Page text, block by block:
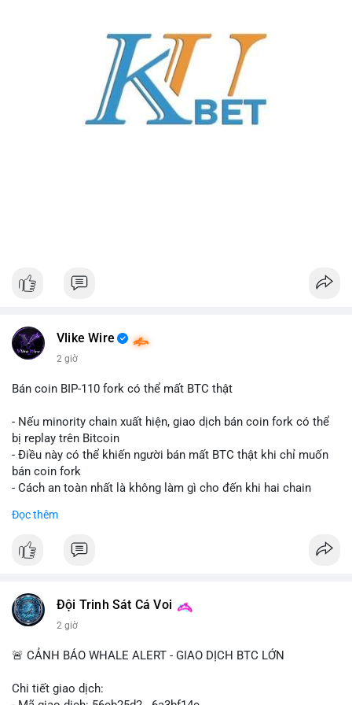
Vlike Wire
2 giờ
Bán coin BIP-110 fork có thể mất BTC thật
- Nếu minority chain xuất hiện, giao dịch bán coin fork có thể
bị replay trên Bitcoin
- Điều này có thể khiến người bán mất BTC thật khi chỉ muốn
bán coin fork
- Cách an toàn nhất là không làm gì cho đến khi hai chain
-#binancesquare
$btc
📰 Nguồn: CoinDesk
Đọc thêm
Đội Trinh Sát Cá Voi
2 giờ
🚨 CẢNH BÁO WHALE ALERT - GIAO DỊCH BTC LỚN
Chi tiết giao dịch: